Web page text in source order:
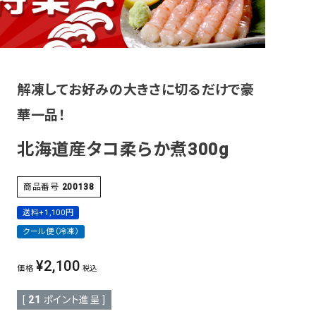
その他
解凍してお好みの大きさに切るだけで豪
華一品！
北海道産タコ柔らか煮300g
商品番号 200138
送料+1,100円
クール便（冷凍）
価格 ¥2,100 税込
[ 21 ポイント進呈 ]